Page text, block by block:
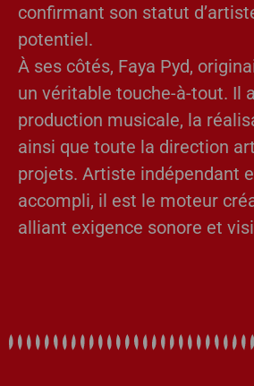
confirmant son statut
potentiel.
À ses côtés, Faya Pyd,
un véritable touche-à-tout. Il
production musicale, la
ainsi que toute la direction
projets. Artiste indépendant
accompli, il est le moteur
alliant exigence sonore et